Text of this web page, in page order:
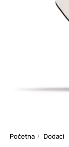
Početna Dodaci